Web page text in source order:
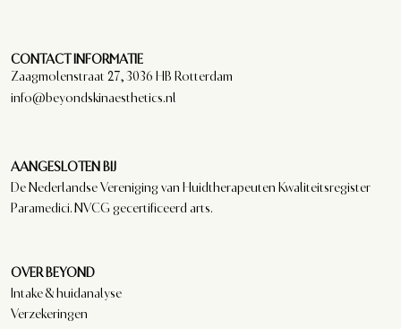
CONTACT INFORMATIE
Zaagmolenstraat 27, 3036 HB Rotterdam
info@beyondskinaesthetics.nl
AANGESLOTEN BIJ
De Nederlandse Vereniging van Huidtherapeuten Kwaliteitsregister
Paramedici. NVCG gecertificeerd arts.
OVER BEYOND
Intake & huidanalyse
Verzekeringen